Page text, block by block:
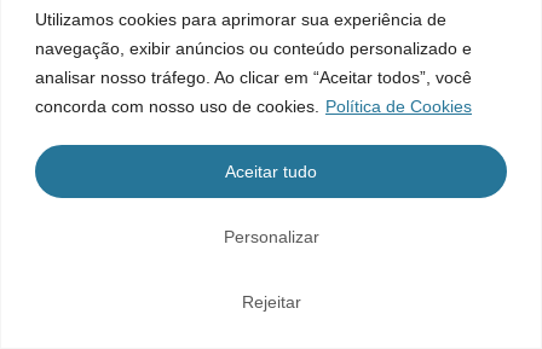
Utilizamos cookies para aprimorar sua experiência de
navegação, exibir anúncios ou conteúdo personalizado e
analisar nosso tráfego. Ao clicar em “Aceitar todos”, você
concorda com nosso uso de cookies.
Política de Cookies
Personalizar
Rejeitar
Aceitar tudo